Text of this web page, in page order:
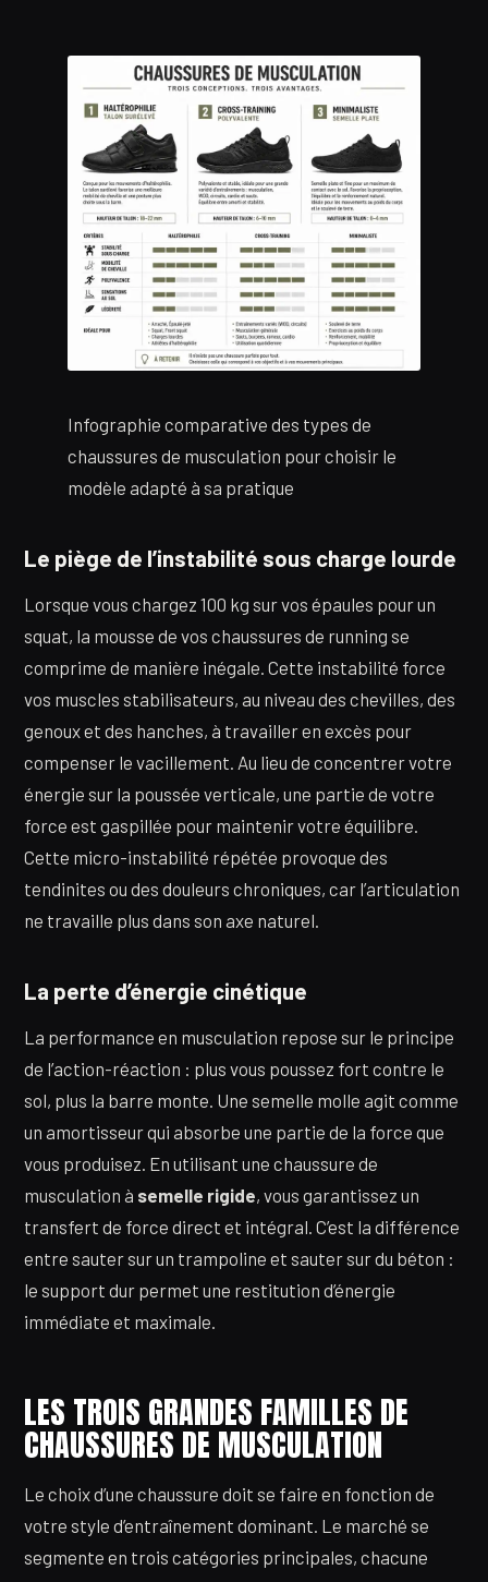
Infographie comparative des types de
chaussures de musculation pour choisir le
modèle adapté à sa pratique
Le piège de l’instabilité sous charge lourde
Lorsque vous chargez 100 kg sur vos épaules pour un
squat, la mousse de vos chaussures de running se
comprime de manière inégale. Cette instabilité force
vos muscles stabilisateurs, au niveau des chevilles, des
genoux et des hanches, à travailler en excès pour
compenser le vacillement. Au lieu de concentrer votre
énergie sur la poussée verticale, une partie de votre
force est gaspillée pour maintenir votre équilibre.
Cette micro-instabilité répétée provoque des
tendinites ou des douleurs chroniques, car l’articulation
ne travaille plus dans son axe naturel.
La perte d’énergie cinétique
La performance en musculation repose sur le principe
de l’action-réaction : plus vous poussez fort contre le
sol, plus la barre monte. Une semelle molle agit comme
un amortisseur qui absorbe une partie de la force que
vous produisez. En utilisant une chaussure de
musculation à semelle rigide, vous garantissez un
transfert de force direct et intégral. C’est la différence
entre sauter sur un trampoline et sauter sur du béton :
le support dur permet une restitution d’énergie
immédiate et maximale.
LES TROIS GRANDES FAMILLES DE
CHAUSSURES DE MUSCULATION
Le choix d’une chaussure doit se faire en fonction de
votre style d’entraînement dominant. Le marché se
segmente en trois catégories principales, chacune